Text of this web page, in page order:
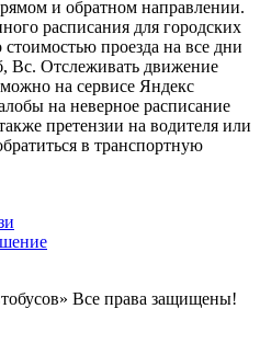
и обратном направлении.
расписания для городских
проезда на все дни
Вс. Отслеживать движение
на сервисе Яндекс
на неверное расписание
претензии на водителя или
в транспортную
Все права защищены!